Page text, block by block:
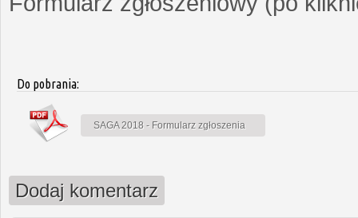
Do pobrania:
SAGA 2018 - Formularz zgłoszenia
Dodaj komentarz